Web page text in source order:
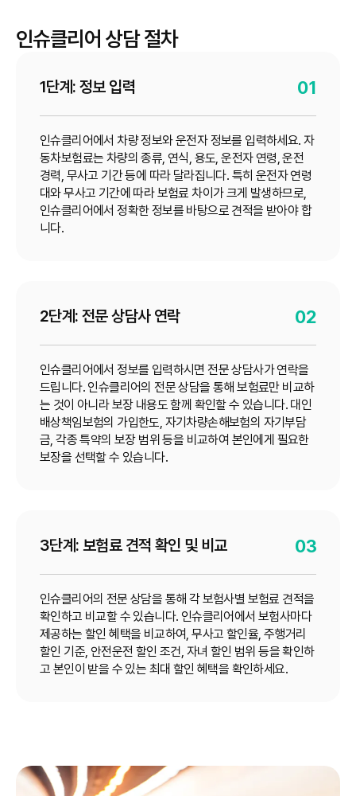
인슈클리어 상담 절차
1단계: 정보 입력 01
인슈클리어에서 차량 정보와 운전자 정보를 입력하세요. 자
동차보험료는 차량의 종류, 연식, 용도, 운전자 연령, 운전
경력, 무사고 기간 등에 따라 달라집니다. 특히 운전자 연령
대와 무사고 기간에 따라 보험료 차이가 크게 발생하므로,
인슈클리어에서 정확한 정보를 바탕으로 견적을 받아야 합
니다.
2단계: 전문 상담사 연락 02
인슈클리어에서 정보를 입력하시면 전문 상담사가 연락을
드립니다. 인슈클리어의 전문 상담을 통해 보험료만 비교하
는 것이 아니라 보장 내용도 함께 확인할 수 있습니다. 대인
배상책임보험의 가입한도, 자기차량손해보험의 자기부담
금, 각종 특약의 보장 범위 등을 비교하여 본인에게 필요한
보장을 선택할 수 있습니다.
3단계: 보험료 견적 확인 및 비교 03
인슈클리어의 전문 상담을 통해 각 보험사별 보험료 견적을
확인하고 비교할 수 있습니다. 인슈클리어에서 보험사마다
제공하는 할인 혜택을 비교하여, 무사고 할인율, 주행거리
할인 기준, 안전운전 할인 조건, 자녀 할인 범위 등을 확인하
고 본인이 받을 수 있는 최대 할인 혜택을 확인하세요.